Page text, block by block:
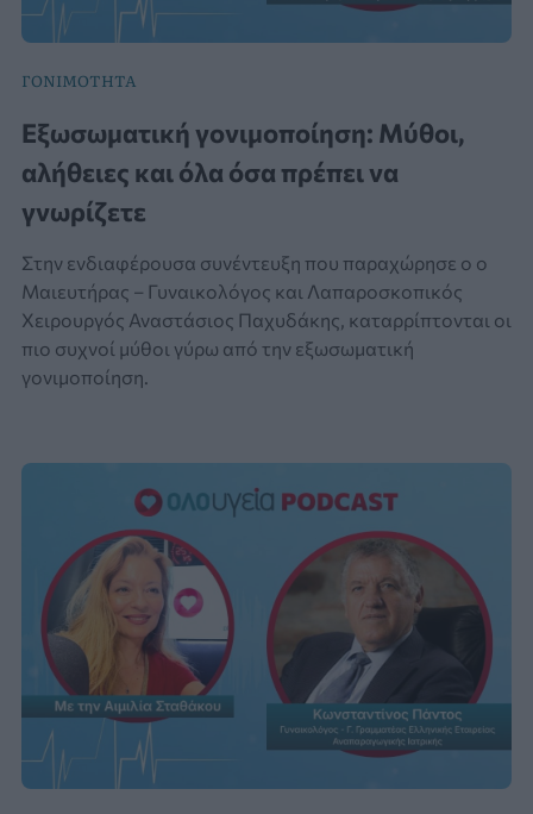
ΓΟΝΙΜΟΤΗΤΑ
Εξωσωματική γονιμοποίηση: Μύθοι,
αλήθειες και όλα όσα πρέπει να
γνωρίζετε
Στην ενδιαφέρουσα συνέντευξη που παραχώρησε ο o
Μαιευτήρας – Γυναικολόγος και Λαπαροσκοπικός
Χειρουργός Αναστάσιος Παχυδάκης, καταρρίπτονται οι
πιο συχνοί μύθοι γύρω από την εξωσωματική
γονιμοποίηση.